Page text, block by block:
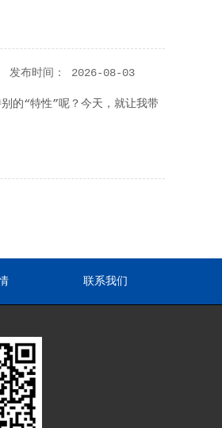
发布时间： 2026-08-03
的“特性”呢？今天，就让我带
联系我们